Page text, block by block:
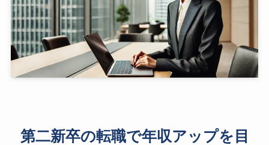
第二新卒の転職で年収アップを目